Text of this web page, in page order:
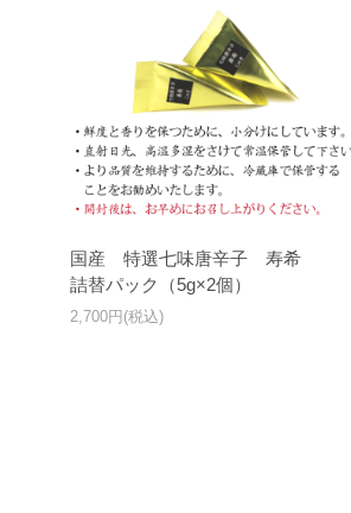
国産 特選七味唐辛子 寿希
詰替パック（5g×2個）
2,700円(税込)